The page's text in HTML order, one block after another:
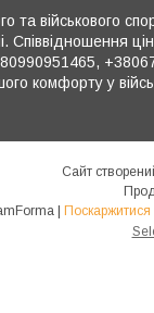
військового
комфорту у
Сайт
CamForma | Поскаржитися